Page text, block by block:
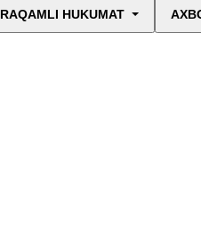
RAQAMLI HUKUMAT